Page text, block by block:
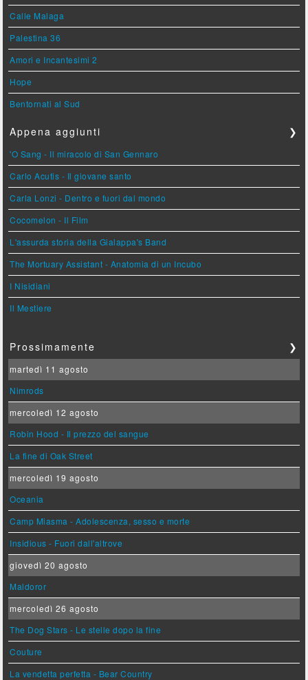
Calle Malaga
Palestina 36
Amori e Incantesimi 2
Hope
Bentornati al Sud
Appena aggiunti ❯
'O Sang - Il miracolo di San Gennaro
Carlo Acutis - Il giovane santo
Carla Lonzi - Dentro e fuori dal mondo
Cocomelon - Il Film
L'assurda storia della Gialappa's Band
The Mortuary Assistant - Anatomia di un Incubo
I Nisidiani
Il Mestiere
Prossimamente ❯
martedì 11 agosto
Nimrods
mercoledì 12 agosto
Robin Hood - Il prezzo del sangue
La fine di Oak Street
mercoledì 19 agosto
Oceania
Camp Miasma - Adolescenza, sesso e morte
Insidious - Fuori dall'altrove
giovedì 20 agosto
Maldoror
mercoledì 26 agosto
The Dog Stars - Le stelle dopo la fine
Couture
La vendetta perfetta - Bear Country